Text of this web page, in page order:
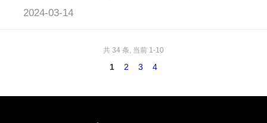
2024-03-14
共 34 条, 当前 1-10
1 2 3 4